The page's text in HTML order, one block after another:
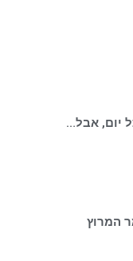
יום, אבל…
המרוץ